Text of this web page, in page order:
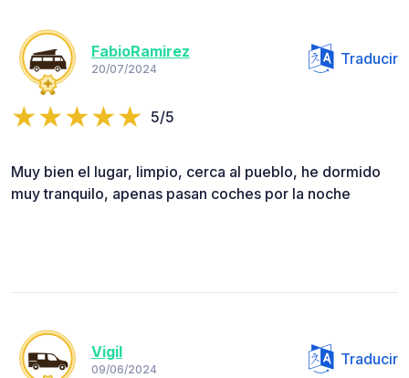
FabioRamirez
20/07/2024
Traducir
5/5
Muy bien el lugar, limpio, cerca al pueblo, he dormido
muy tranquilo, apenas pasan coches por la noche
Vigil
09/06/2024
Traducir